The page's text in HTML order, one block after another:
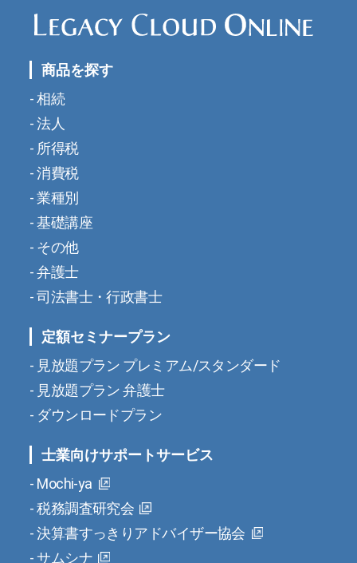
商品を探す
相続
法人
所得税
消費税
業種別
基礎講座
その他
弁護士
司法書士・行政書士
定額セミナープラン
見放題プラン プレミアム/スタンダード
見放題プラン 弁護士
ダウンロードプラン
士業向けサポートサービス
Mochi-ya
税務調査研究会
決算書すっきりアドバイザー協会
サムシナ